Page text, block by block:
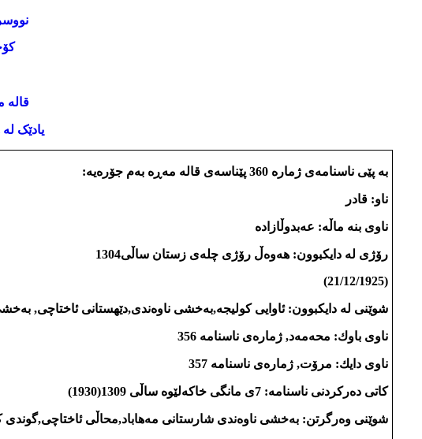
یادێک
به‌ پێی ناسنامه‌ی ژماره‌ 360 پێناسه‌ی قاله‌ مه‌ڕه‌ به‌م جۆره‌یه‌:
ناو: قادر
ناوی بنه‌ ماڵه‌: عه‌بدوڵازاده‌
رۆژی له‌ دایكبوون: هه‌وه‌ڵ رۆژی چله‌ی زستان ساڵی1304
(21/12/1925)
شوێنی له‌ دایكبوون: ئاوایی كولیجه‌,به‌خشی ناوه‌ندی,دێهستانی ئاختاچی,
ناوی باوك: محه‌مه‌د, ژماره‌ی ناسنامه‌ 356
ناوی دایك: مرۆت, ژماره‌ی ناسنامه‌ 357
كاتی ده‌ركردنی ناسنامه‌: 7ی مانگی خاكه‌لێوه‌ ساڵی 1309(1930)
شوێنی وه‌رگرتن: به‌خشی ناوه‌ندی شارستانی مه‌هاباد,محاڵی ئاختاچی,گوندی